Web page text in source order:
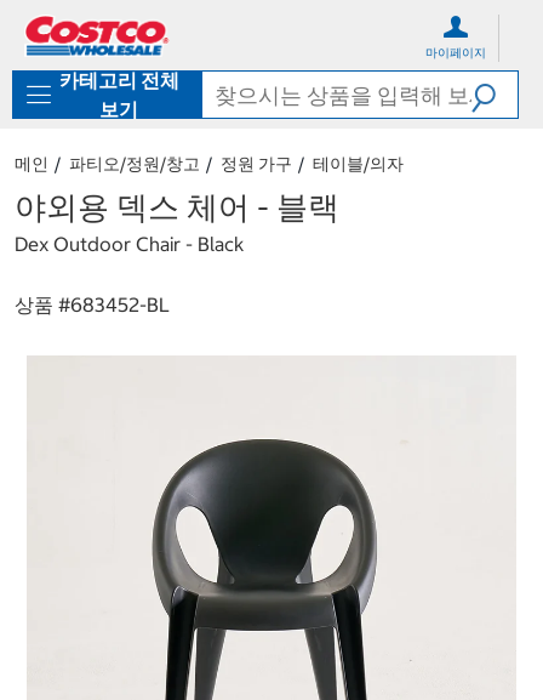
로
기
가
마이페이지
카테고리 전체
보기
메인 파티오/정원/창고 정원 가구 테이블/의자
야외용 덱스 체어 - 블랙
Dex Outdoor Chair - Black
상품 #683452-BL